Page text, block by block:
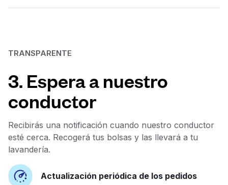
TRANSPARENTE
3. Espera a nuestro
conductor
Recibirás una notificación cuando nuestro conductor
esté cerca. Recogerá tus bolsas y las llevará a tu
lavandería.
Actualización periódica de los pedidos